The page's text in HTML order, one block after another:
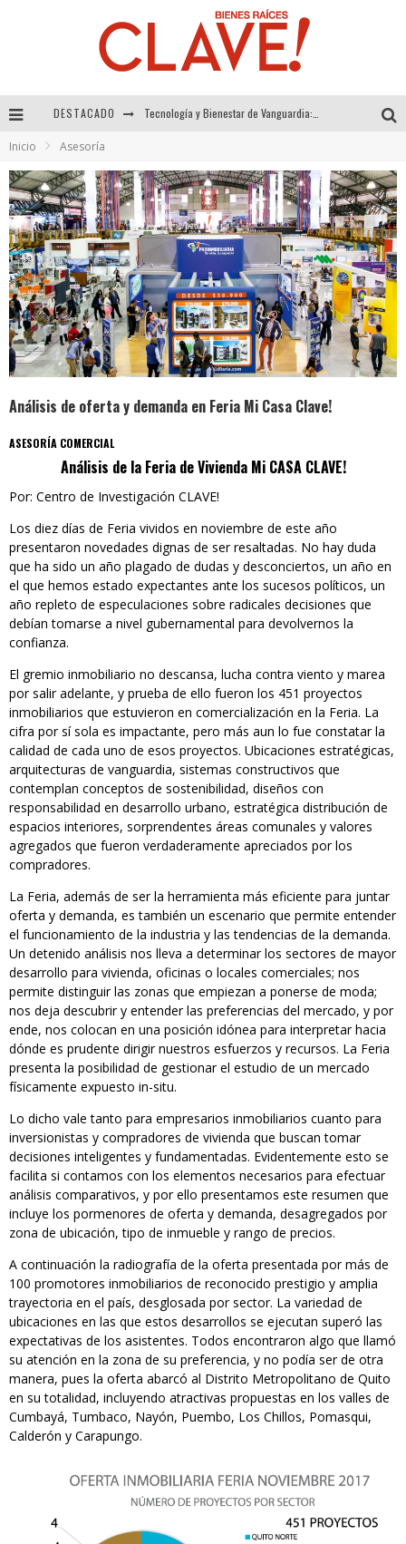
DESTACADO
Alexandra Bedoya – La Constancia detrás de La Paletería
El Despertar de la Calidez: Acabados Dorados de FV para Elevar tu Espacio
Inicio Asesoría
Análisis de oferta y demanda en Feria Mi Casa Clave!
ASESORÍA COMERCIAL
Análisis de la Feria de Vivienda Mi CASA CLAVE!
Por: Centro de Investigación CLAVE!
Los diez días de Feria vividos en noviembre de este año
presentaron novedades dignas de ser resaltadas. No hay duda
que ha sido un año plagado de dudas y desconciertos, un año en
el que hemos estado expectantes ante los sucesos políticos, un
año repleto de especulaciones sobre radicales decisiones que
debían tomarse a nivel gubernamental para devolvernos la
confianza.
El gremio inmobiliario no descansa, lucha contra viento y marea
por salir adelante, y prueba de ello fueron los 451 proyectos
inmobiliarios que estuvieron en comercialización en la Feria. La
cifra por sí sola es impactante, pero más aun lo fue constatar la
calidad de cada uno de esos proyectos. Ubicaciones estratégicas,
arquitecturas de vanguardia, sistemas constructivos que
contemplan conceptos de sostenibilidad, diseños con
responsabilidad en desarrollo urbano, estratégica distribución de
espacios interiores, sorprendentes áreas comunales y valores
agregados que fueron verdaderamente apreciados por los
compradores.
La Feria, además de ser la herramienta más eficiente para juntar
oferta y demanda, es también un escenario que permite entender
el funcionamiento de la industria y las tendencias de la demanda.
Un detenido análisis nos lleva a determinar los sectores de mayor
desarrollo para vivienda, oficinas o locales comerciales; nos
permite distinguir las zonas que empiezan a ponerse de moda;
nos deja descubrir y entender las preferencias del mercado, y por
ende, nos colocan en una posición idónea para interpretar hacia
dónde es prudente dirigir nuestros esfuerzos y recursos. La Feria
presenta la posibilidad de gestionar el estudio de un mercado
físicamente expuesto in-situ.
Lo dicho vale tanto para empresarios inmobiliarios cuanto para
inversionistas y compradores de vivienda que buscan tomar
decisiones inteligentes y fundamentadas. Evidentemente esto se
facilita si contamos con los elementos necesarios para efectuar
análisis comparativos, y por ello presentamos este resumen que
incluye los pormenores de oferta y demanda, desagregados por
zona de ubicación, tipo de inmueble y rango de precios.
A continuación la radiografía de la oferta presentada por más de
100 promotores inmobiliarios de reconocido prestigio y amplia
trayectoria en el país, desglosada por sector. La variedad de
ubicaciones en las que estos desarrollos se ejecutan superó las
expectativas de los asistentes. Todos encontraron algo que llamó
su atención en la zona de su preferencia, y no podía ser de otra
manera, pues la oferta abarcó al Distrito Metropolitano de Quito
en su totalidad, incluyendo atractivas propuestas en los valles de
Cumbayá, Tumbaco, Nayón, Puembo, Los Chillos, Pomasqui,
Calderón y Carapungo.